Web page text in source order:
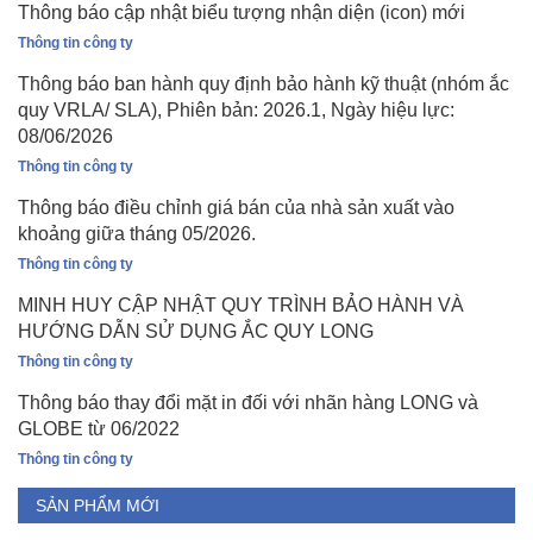
Thông báo cập nhật biểu tượng nhận diện (icon) mới
Thông tin công ty
Thông báo ban hành quy định bảo hành kỹ thuật (nhóm ắc
quy VRLA/ SLA), Phiên bản: 2026.1, Ngày hiệu lực:
08/06/2026
Thông tin công ty
Thông báo điều chỉnh giá bán của nhà sản xuất vào
khoảng giữa tháng 05/2026.
Thông tin công ty
MINH HUY CẬP NHẬT QUY TRÌNH BẢO HÀNH VÀ
HƯỚNG DẪN SỬ DỤNG ẮC QUY LONG
Thông tin công ty
Thông báo thay đổi mặt in đối với nhãn hàng LONG và
GLOBE từ 06/2022
Thông tin công ty
SẢN PHẨM MỚI